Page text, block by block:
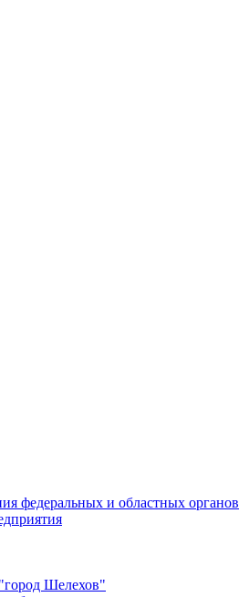
федеральных и областных органов
Шелехов"